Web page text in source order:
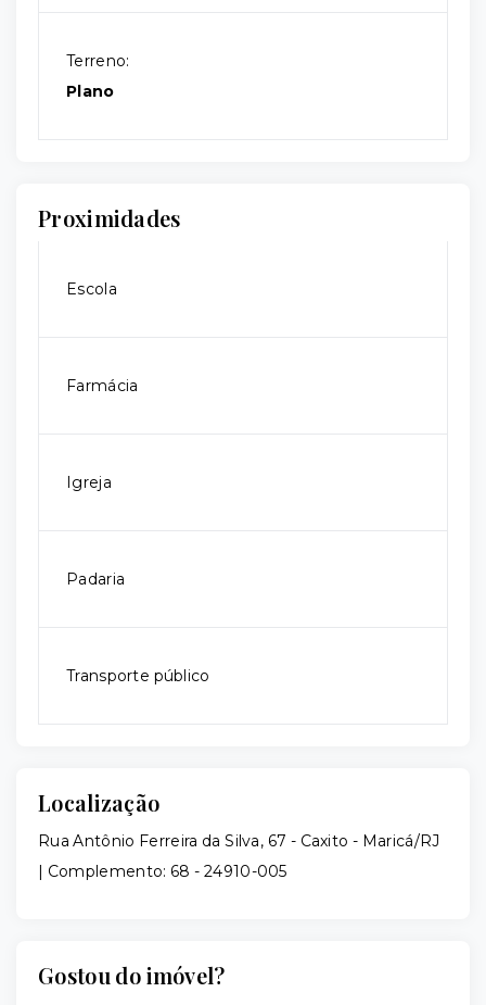
Terreno:
Plano
Proximidades
Escola
Farmácia
Igreja
Padaria
Transporte público
Localização
Rua Antônio Ferreira da Silva, 67 - Caxito - Maricá/RJ
| Complemento: 68 - 24910-005
Gostou do imóvel?